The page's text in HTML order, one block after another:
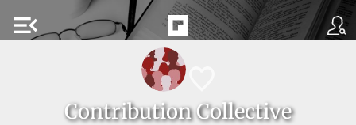
menu_open
Contribution Collective